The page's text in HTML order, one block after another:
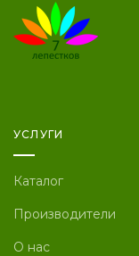
УСЛУГИ
Каталог
Производители
О нас